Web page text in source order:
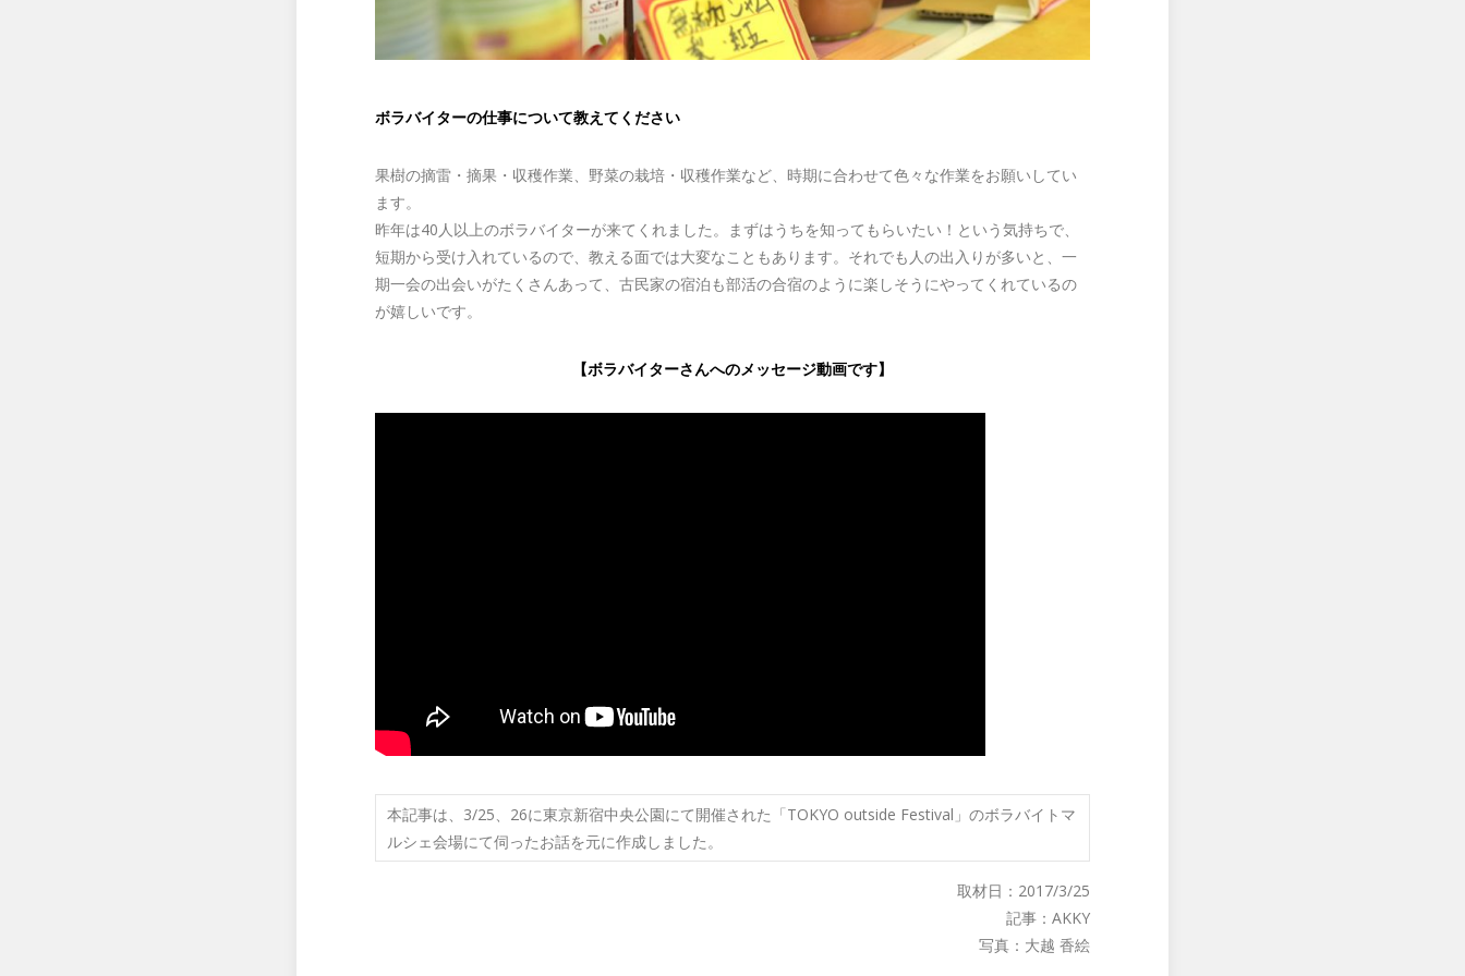
ボラバイターの仕事について教えてください
果樹の摘雷・摘果・収穫作業、野菜の栽培・収穫作業など、時期に合わせて色々な作業をお願いしてい
ます。
昨年は40人以上のボラバイターが来てくれました。まずはうちを知ってもらいたい！という気持ちで、
短期から受け入れているので、教える面では大変なこともあります。それでも人の出入りが多いと、一
期一会の出会いがたくさんあって、古民家の宿泊も部活の合宿のように楽しそうにやってくれているの
が嬉しいです。
【ボラバイターさんへのメッセージ動画です】
本記事は、3/25、26に東京新宿中央公園にて開催された「TOKYO outside Festival」のボラバイトマ
ルシェ会場にて伺ったお話を元に作成しました。
取材日：2017/3/25
記事：AKKY
写真：大越 香絵